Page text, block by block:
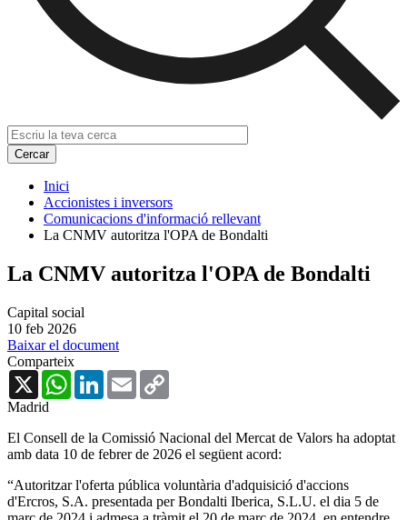
Inici
Accionistes i inversors
Comunicacions d'informació rellevant
La CNMV autoritza l'OPA de Bondalti
La CNMV autoritza l'OPA de Bondalti
Capital social
10 feb 2026
Baixar el document
Comparteix
X
WhatsAppLinkedInEmail
Madrid
El Consell de la Comissió Nacional del Mercat de Valors ha adoptat
amb data 10 de febrer de 2026 el següent acord:
“Autoritzar l'oferta pública voluntària d'adquisició d'accions
d'Ercros, S.A. presentada per Bondalti Iberica, S.L.U. el dia 5 de